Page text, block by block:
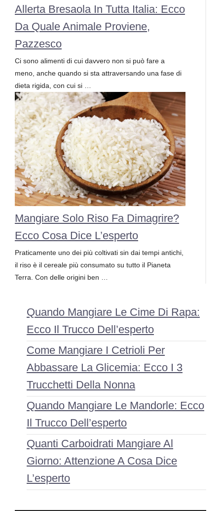
Allerta Bresaola In Tutta Italia: Ecco
Da Quale Animale Proviene,
Pazzesco
Ci sono alimenti di cui davvero non si può fare a
meno, anche quando si sta attraversando una fase di
dieta rigida, con cui si …
Mangiare Solo Riso Fa Dimagrire?
Ecco Cosa Dice L’esperto
Praticamente uno dei più coltivati sin dai tempi antichi,
il riso è il cereale più consumato su tutto il Pianeta
Terra. Con delle origini ben …
Quando Mangiare Le Cime Di Rapa:
Ecco Il Trucco Dell’esperto
Come Mangiare I Cetrioli Per
Abbassare La Glicemia: Ecco I 3
Trucchetti Della Nonna
Quando Mangiare Le Mandorle: Ecco
Il Trucco Dell’esperto
Quanti Carboidrati Mangiare Al
Giorno: Attenzione A Cosa Dice
L’esperto